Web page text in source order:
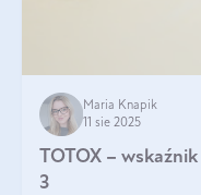
Maria Knapik
11 sie 2025
TOTOX –
3